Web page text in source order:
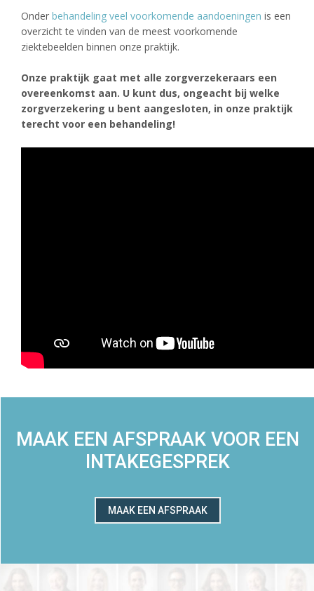
Onder behandeling veel voorkomende aandoeningen is een
overzicht te vinden van de meest voorkomende
ziektebeelden binnen onze praktijk.
Onze praktijk gaat met alle zorgverzekeraars een
overeenkomst aan. U kunt dus, ongeacht bij welke
zorgverzekering u bent aangesloten, in onze praktijk
terecht voor een behandeling!
MAAK EEN AFSPRAAK VOOR EEN
INTAKEGESPREK
MAAK EEN AFSPRAAK